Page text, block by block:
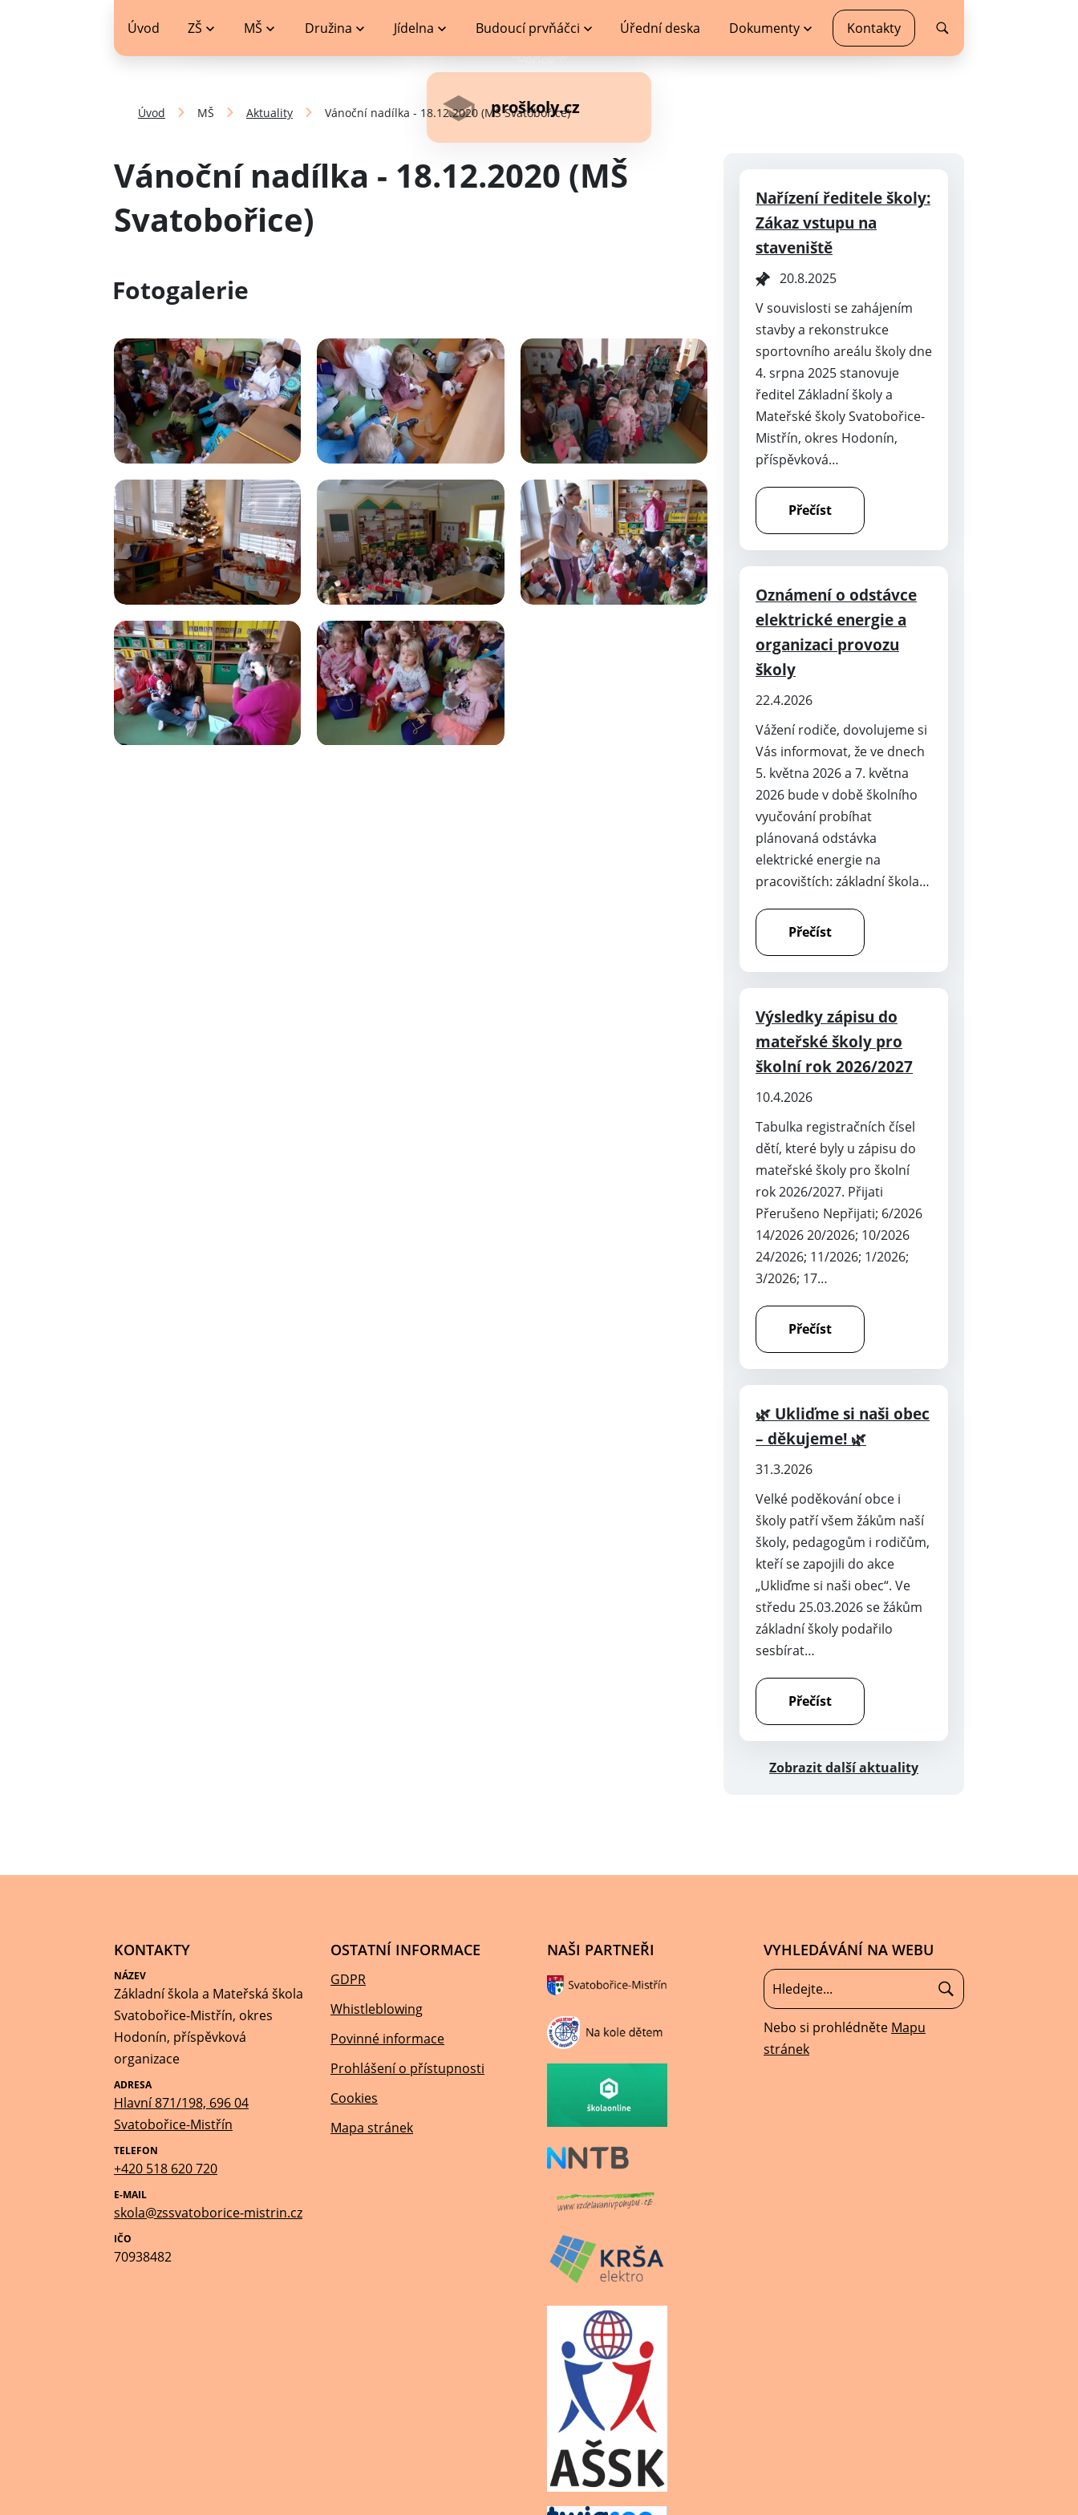
Úvod ZŠ MŠ Družina Jídelna Budoucí prvňáčci Úřední deska Dokumenty Kontakty
proškoly.cz
Úvod MŠ Aktuality Vánoční nadílka - 18.12.2020 (MŠ Svatobořice)
Vánoční nadílka - 18.12.2020 (MŠ
Svatobořice)
Fotogalerie
Nařízení ředitele školy:
Zákaz vstupu na
staveniště
20.8.2025
V souvislosti se zahájením
stavby a rekonstrukce
sportovního areálu školy dne
4. srpna 2025 stanovuje
ředitel Základní školy a
Mateřské školy Svatobořice-
Mistřín, okres Hodonín,
příspěvková…
Přečíst
Oznámení o odstávce
elektrické energie a
organizaci provozu
školy
22.4.2026
Vážení rodiče, dovolujeme si
Vás informovat, že ve dnech
5. května 2026 a 7. května
2026 bude v době školního
vyučování probíhat
plánovaná odstávka
elektrické energie na
pracovištích: základní škola…
Přečíst
Výsledky zápisu do
mateřské školy pro
školní rok 2026/2027
10.4.2026
Tabulka registračních čísel
dětí, které byly u zápisu do
mateřské školy pro školní
rok 2026/2027. Přijati
Přerušeno Nepřijati; 6/2026
14/2026 20/2026; 10/2026
24/2026; 11/2026; 1/2026;
3/2026; 17…
Přečíst
🌿 Ukliďme si naši obec
– děkujeme! 🌿
31.3.2026
Velké poděkování obce i
školy patří všem žákům naší
školy, pedagogům i rodičům,
kteří se zapojili do akce
„Ukliďme si naši obec“. Ve
středu 25.03.2026 se žákům
základní školy podařilo
sesbírat…
Přečíst
Zobrazit další aktuality
KONTAKTY
NÁZEV
Základní škola a Mateřská škola
Svatobořice-Mistřín, okres
Hodonín, příspěvková
organizace
ADRESA
Hlavní 871/198, 696 04
Svatobořice-Mistřín
TELEFON
+420 518 620 720
E-MAIL
skola@zssvatoborice-mistrin.cz
IČO
70938482
OSTATNÍ INFORMACE
GDPR
Whistleblowing
Povinné informace
Prohlášení o přístupnosti
Cookies
Mapa stránek
NAŠI PARTNEŘI VYHLEDÁVÁNÍ NA WEBU
Nebo si prohlédněte Mapu
stránek